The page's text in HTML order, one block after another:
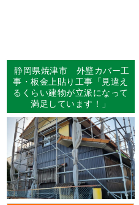
静岡県焼津市 外壁カバー工
事・板金上貼り工事「見違え
るくらい建物が立派になって
満足しています！」